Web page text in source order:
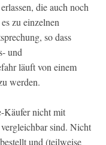
die auch noch
zu einzelnen
so dass
und
läuft von einem
werden.
Käufer nicht mit
sind. Nicht
und (teilweise